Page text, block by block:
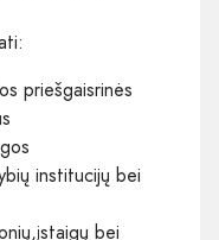
priešgaisrinės
institucijų bei
bei